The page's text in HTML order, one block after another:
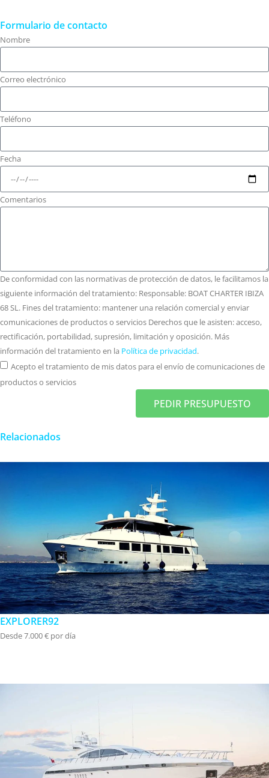
Formulario de contacto
Nombre
Correo electrónico
Teléfono
Fecha
Comentarios
De conformidad con las normativas de protección de datos, le facilitamos la
siguiente información del tratamiento: Responsable: BOAT CHARTER IBIZA
68 SL. Fines del tratamiento: mantener una relación comercial y enviar
comunicaciones de productos o servicios Derechos que le asisten: acceso,
rectificación, portabilidad, supresión, limitación y oposición. Más
información del tratamiento en la Política de privacidad.
Acepto el tratamiento de mis datos para el envío de comunicaciones de
productos o servicios
PEDIR PRESUPUESTO
Relacionados
EXPLORER92
Desde 7.000 € por día